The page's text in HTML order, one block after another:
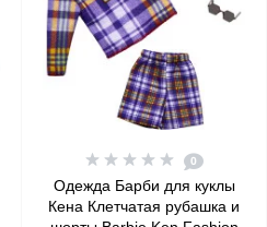
0
Одежда Барби для куклы
Кена Клетчатая рубашка и